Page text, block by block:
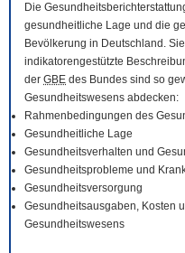
Die
gesundheitliche Lage und die
Bevölkerung in Deutschland.
indikatorengestützte
der GBE des Bundes sind so
Gesundheitswesens abdecken:
Rahmenbedingungen des
Gesundheitliche Lage
Gesundheitsverhalten und
Gesundheitsprobleme und
Gesundheitsversorgung
Gesundheitsausgaben, Kosten
Gesundheitswesens